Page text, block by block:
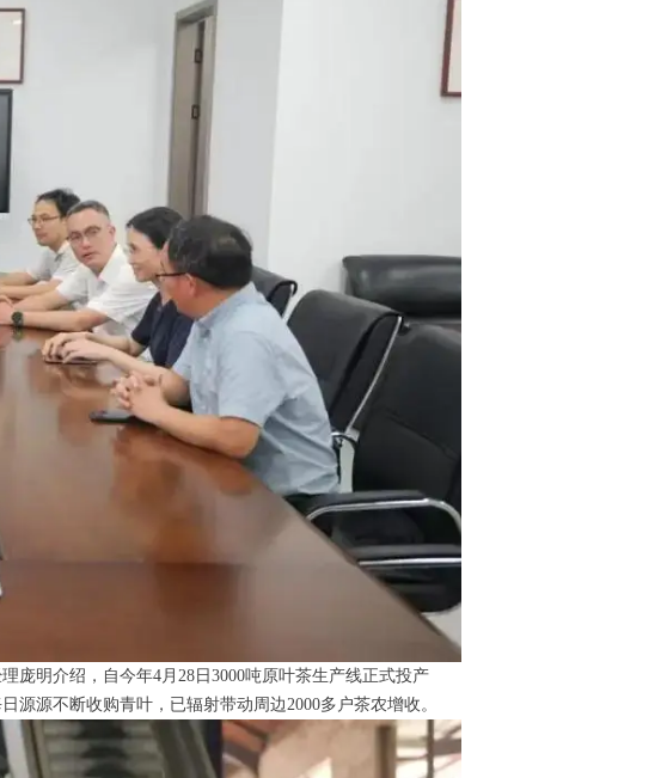
庞明介绍，自今年4月28日3000吨原叶茶生产线正式投产
源源不断收购青叶，已辐射带动周边2000多户茶农增收。